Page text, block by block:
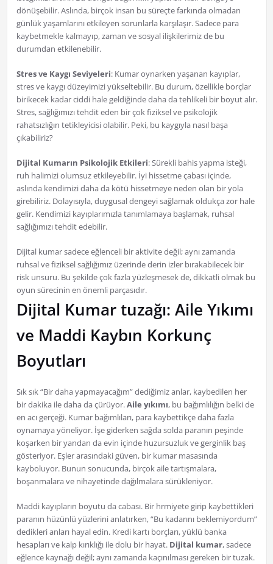
dönüşebilir. Aslında, birçok insan bu süreçte farkında olmadan
günlük yaşamlarını etkileyen sorunlarla karşılaşır. Sadece para
kaybetmekle kalmayıp, zaman ve sosyal ilişkilerimiz de bu
durumdan etkilenebilir.
Stres ve Kaygı Seviyeleri: Kumar oynarken yaşanan kayıplar,
stres ve kaygı düzeyimizi yükseltebilir. Bu durum, özellikle borçlar
birikecek kadar ciddi hale geldiğinde daha da tehlikeli bir boyut alır.
Stres, sağlığımızı tehdit eden bir çok fiziksel ve psikolojik
rahatsızlığın tetikleyicisi olabilir. Peki, bu kaygıyla nasıl başa
çıkabiliriz?
Dijital Kumarın Psikolojik Etkileri: Sürekli bahis yapma isteği,
ruh halimizi olumsuz etkileyebilir. İyi hissetme çabası içinde,
aslında kendimizi daha da kötü hissetmeye neden olan bir yola
girebiliriz. Dolayısıyla, duygusal dengeyi sağlamak oldukça zor hale
gelir. Kendimizi kayıplarımızla tanımlamaya başlamak, ruhsal
sağlığımızı tehdit edebilir.
Dijital kumar sadece eğlenceli bir aktivite değil; aynı zamanda
ruhsal ve fiziksel sağlığımız üzerinde derin izler bırakabilecek bir
risk unsuru. Bu şekilde çok fazla yüzleşmesek de, dikkatli olmak bu
oyun sürecinin en önemli parçasıdır.
Dijital Kumar tuzağı: Aile Yıkımı
ve Maddi Kaybın Korkunç
Boyutları
Sık sık “Bir daha yapmayacağım” dediğimiz anlar, kaybedilen her
bir dakika ile daha da çürüyor.Aile yıkımı, bu bağımlılığın belki de
en acı gerçeği. Kumar bağımlıları, para kaybettikçe daha fazla
oynamaya yöneliyor. İşe giderken sağda solda paranın peşinde
koşarken bir yandan da evin içinde huzursuzluk ve gerginlik baş
gösteriyor. Eşler arasındaki güven, bir kumar masasında
kayboluyor. Bunun sonucunda, birçok aile tartışmalara,
boşanmalara ve nihayetinde dağılmalara sürükleniyor.
Maddi kayıpların boyutu da cabası. Bir hrmiyete girip kaybettikleri
paranın hüzünlü yüzlerini anlatırken, “Bu kadarını beklemiyordum”
dedikleri anları hayal edin. Kredi kartı borçları, yüklü banka
hesapları ve kalp kırıklığı ile dolu bir hayat. Dijital kumar, sadece
eğlence kaynağı değil; aynı zamanda kaçınılması gereken bir tuzak.